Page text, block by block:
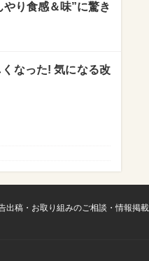
り食感＆味”に驚き
なった! 気になる改
出稿・お取り組みのご相談・情報掲